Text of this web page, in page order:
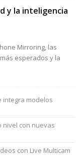
y la inteligencia
Mirroring, las
esperados y la
integra modelos
nivel con nuevas
con Live Multicam